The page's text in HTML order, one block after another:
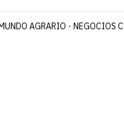
AGRARIO NEGOCIOS